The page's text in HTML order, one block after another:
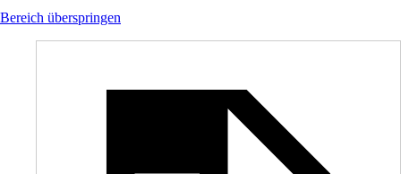
Bereich überspringen